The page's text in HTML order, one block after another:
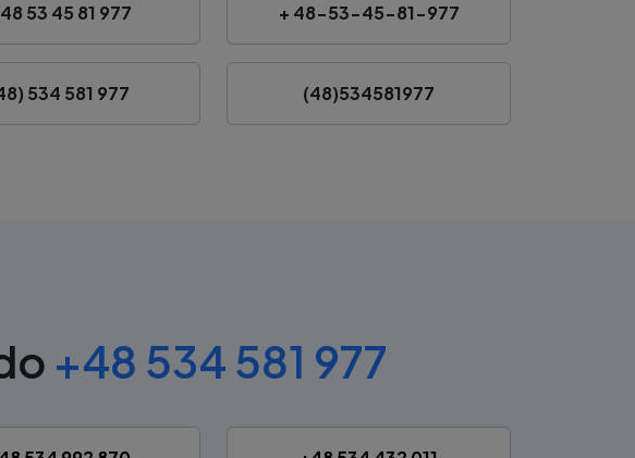
53 45 81 977 + 48-53-45-81-977
534 581 977 (48)534581977
+48 534 581 977